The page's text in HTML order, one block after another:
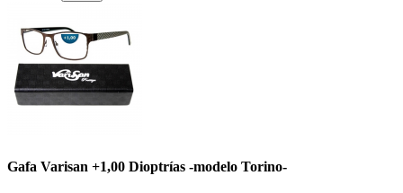
Gafa Varisan +1,00 Dioptrías -modelo Torino-